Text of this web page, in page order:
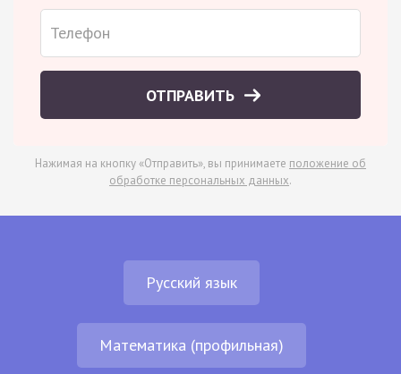
ОТПРАВИТЬ
Нажимая на кнопку «Отправить», вы принимаете положение об
обработке персональных данных.
Русский язык
Математика (профильная)